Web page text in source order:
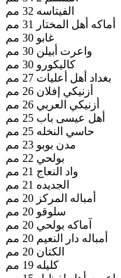
الفيتاسه 32 مم
أماكه أهل المختار 31 مم
غابو 30 مم
واعرت أبيلن 30 مم
كاليكورو 30 مم
بغداد أهل أعليات 27 مم
أزنيكي إفلان 26 مم
أزنيكي العربي 26 مم
أهل عيسى باب 25 مم
حاسي النخله 25 مم
مدن بوبو 23 مم
بولحي 22 مم
واد النعاج 21 مم
الجديده 21 مم
أمباله المركز 20 مم
سلوقو 20 مم
آماكه بولحي 20 مم
أمباله دار النعيم 20 مم
الكتان 20 مم
كليله 19 مم